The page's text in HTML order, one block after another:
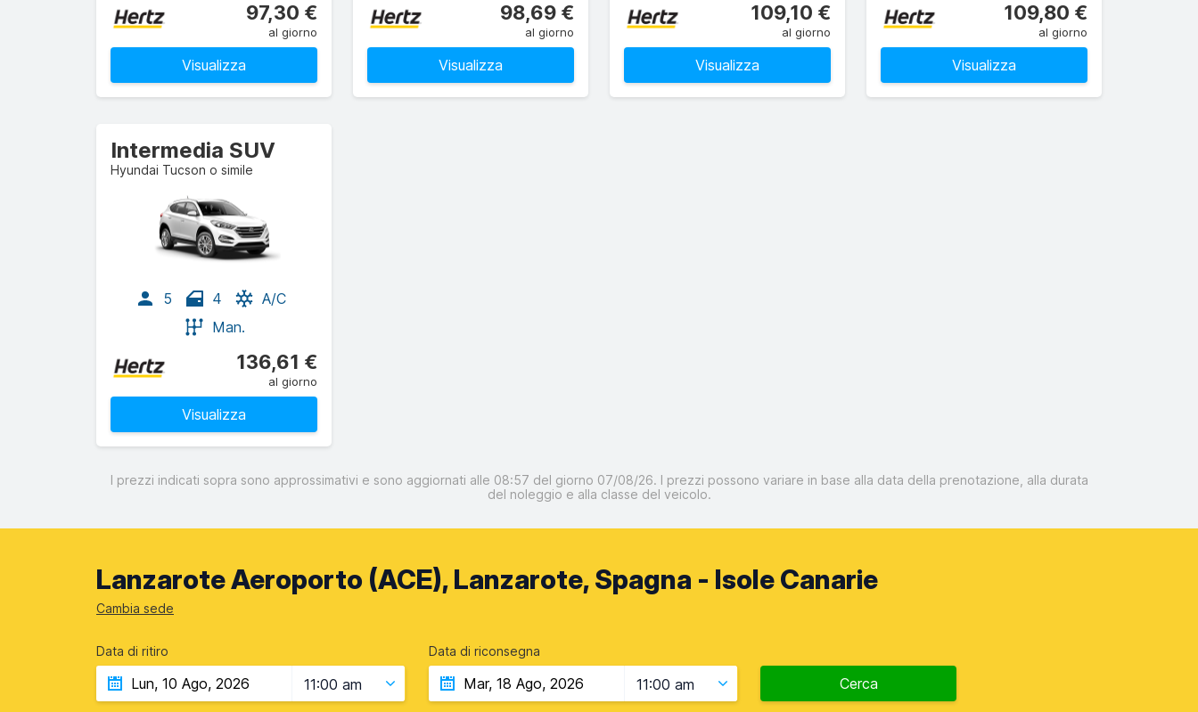
97,30 €
al giorno
Visualizza
98,69 €
al giorno
Visualizza
109,10 €
al giorno
Visualizza
109,80 €
al giorno
Visualizza
Intermedia SUV
Hyundai Tucson o simile
5 4
A/C
Man.
136,61 €
al giorno
Visualizza
I prezzi indicati sopra sono approssimativi e sono aggiornati alle 08:57 del giorno 07/08/26. I prezzi possono variare in base alla data della prenotazione, alla durata
del noleggio e alla classe del veicolo.
Lanzarote Aeroporto (ACE), Lanzarote, Spagna - Isole Canarie
Cambia sede
Data di ritiro
11:00 am
Data di riconsegna
11:00 am Cerca